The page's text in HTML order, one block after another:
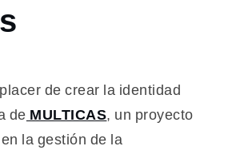
de crear la identidad
de MULTICAS, un proyecto
la gestión de la